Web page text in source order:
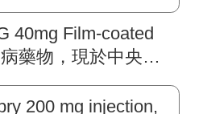
40mg Film-coated
藥物，現於中央健
，敬請踴躍提供寶